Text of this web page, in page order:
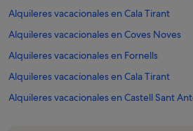
Alquileres vacacionales en Cala Tirant
Alquileres vacacionales en Coves Noves
Alquileres vacacionales en Fornells
Alquileres vacacionales en Cala Tirant
Alquileres vacacionales en Castell Sant